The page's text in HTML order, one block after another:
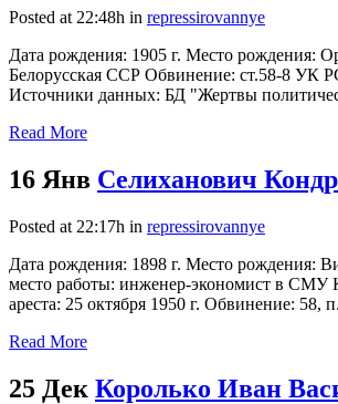
Posted at 22:48h in repressirovannye
Дата рождения: 1905 г. Место рождения:
Белорусская ССР Обвинение: ст.58-8 УК
Источники данных: БД "Жертвы
Read More
16 Янв Селиханович
Posted at 22:17h in repressirovannye
Дата рождения: 1898 г. Место рождения:
место работы: инженер-экономист в СМУ
ареста: 25 октября 1950 г. Обвинение:
Read More
25 Дек Королько Иван